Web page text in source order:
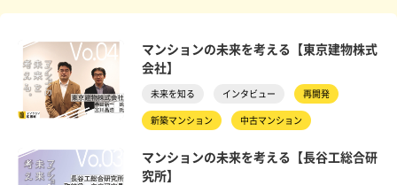
マンションの未来を考える【東京建物株式
会社】
未来を知る インタビュー 再開発
新築マンション 中古マンション
マンションの未来を考える【長谷工総合研
究所】